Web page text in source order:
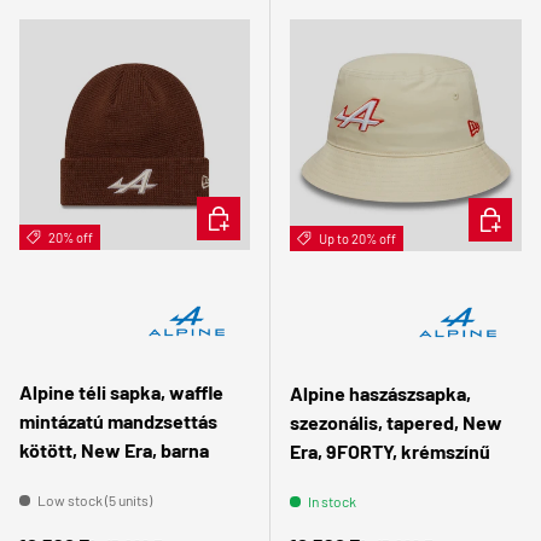
20% off
Alpine téli sapka, waffle
mintázatú mandzsettás
kötött, New Era, barna
Low stock (5 units)
ADD TO CART
Up to 20% off
Alpine haszászsapka,
szezonális, tapered, New
Era, 9FORTY, krémszínű
In stock